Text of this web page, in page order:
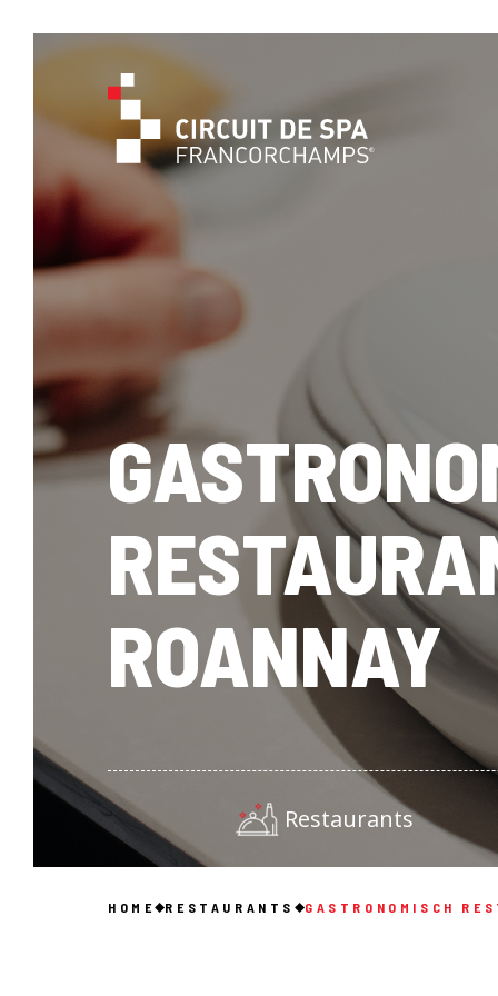
ROANNAY
Restaurants
HOME RESTAURANTS GASTRONOMISCH